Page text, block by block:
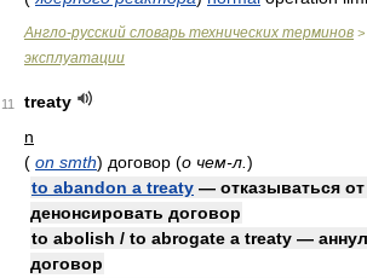
Англо-русский словарь технических терминов >
эксплуатации
11
treaty
n
( on smth) договор (о чем-л. )
to abandon a treaty — отказываться
денонсировать договор
to abolish / to abrogate a treaty —
договор